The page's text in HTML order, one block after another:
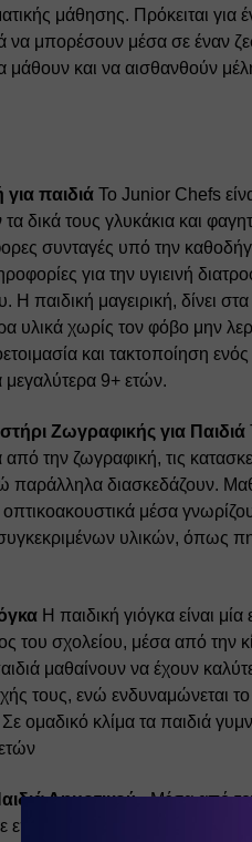
μάθησης. Πρόκειται
να μπορέσουν μέσα σε έναν
μάθουν και να αισθανθούν
παιδιά Το Junior Chefs
δικά τους γλυκάκια και
συνταγές υπό την
για την υγιεινή
παιδική μαγειρική, δίνει
υλικά χωρίς τον φόβο μην
και τακτοποίηση
μεγαλύτερα 9+ ετών.
Ζωγραφικής για Παιδιά
την ζωγραφική, τις
παράλληλα διασκεδάζουν.
μέσα
υλικών, όπως
Η παιδική γιόγκα είναι
του σχολείου, μέσα από την
μαθαίνουν να έχουν
τους, ενώ ενδυναμώνεται το
ομαδικό κλίμα τα παιδιά
Δημοτικού «Μέσα από
επαφή βιωματικά με τον